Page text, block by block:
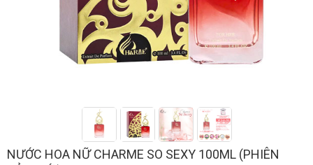
NƯỚC HOA NỮ CHARME SO SEXY 100ML (PHIÊN